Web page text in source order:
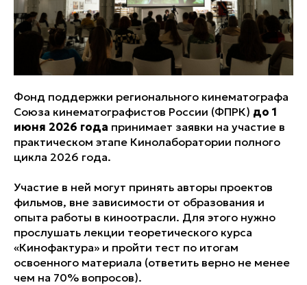
Фонд поддержки регионального кинематографа
Союза кинематографистов России (ФПРК) до 1
июня 2026 года принимает заявки на участие в
практическом этапе Кинолаборатории полного
цикла 2026 года.
Участие в ней могут принять авторы проектов
фильмов, вне зависимости от образования и
опыта работы в киноотрасли. Для этого нужно
прослушать лекции теоретического курса
«Кинофактура» и пройти тест по итогам
освоенного материала (ответить верно не менее
чем на 70% вопросов).